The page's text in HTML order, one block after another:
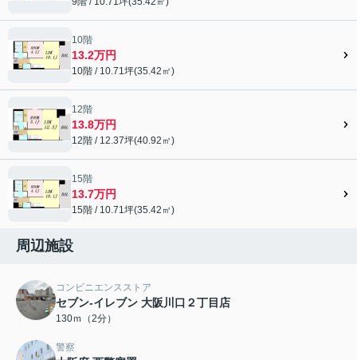
10階
13.2万円
10階 / 10.71坪(35.42㎡)
12階
13.8万円
12階 / 12.37坪(40.92㎡)
15階
13.7万円
15階 / 10.71坪(35.42㎡)
周辺施設
コンビニエンスストア
セブン-イレブン 大阪川口２丁目店
130ｍ（2分）
警察